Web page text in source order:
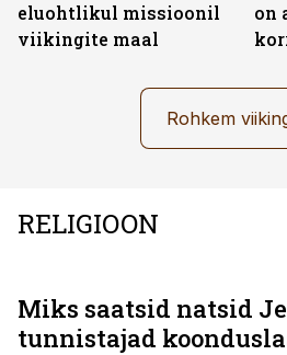
eluohtlikul missioonil
viikingite maal
on
Rohkem
RELIGIOON
Miks saatsid natsid
tunnistajad